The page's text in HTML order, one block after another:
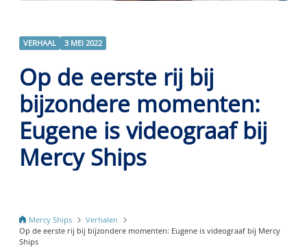
VERHAAL 3 MEI 2022
Op de eerste rij bij
bijzondere momenten:
Eugene is videograaf bij
Mercy Ships
Mercy Ships
Verhalen
Op de eerste rij bij bijzondere momenten: Eugene is videograaf bij Mercy
Ships